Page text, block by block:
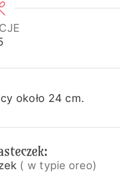
około 24 cm.
( w typie oreo)